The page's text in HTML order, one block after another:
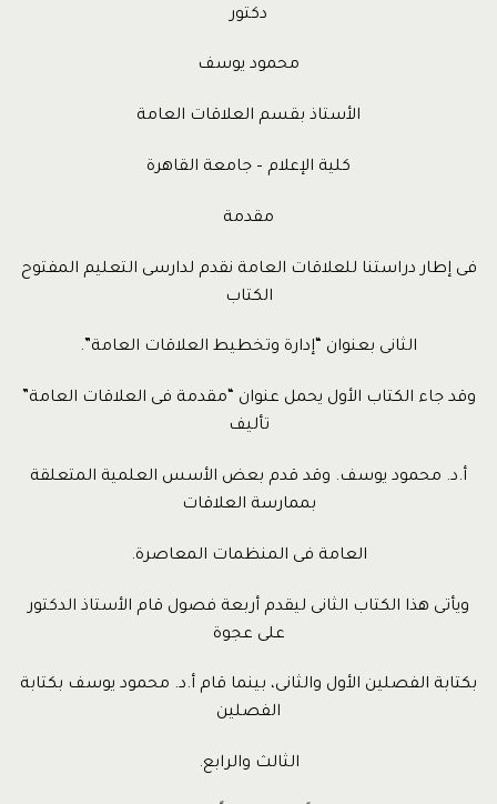
دكتور
محمود يوسف
الأستاذ بقسم العلاقات العامة
كلية الإعلام – جامعة القاهرة
مقدمة
فى إطار دراستنا للعلاقات العامة نقدم لدارسى التعليم المفتوح
الكتاب
الثانى بعنوان “إدارة وتخطيط العلاقات العامة”.
وقد جاء الكتاب الأول يحمل عنوان “مقدمة فى العلاقات العامة”
تأليف
أ.د. محمود يوسف. وقد قدم بعض الأسس العلمية المتعلقة
بممارسة العلاقات
العامة فى المنظمات المعاصرة.
ويأتى هذا الكتاب الثانى ليقدم أربعة فصول قام الأستاذ الدكتور
على عجوة
بكتابة الفصلين الأول والثانى، بينما قام أ.د. محمود يوسف بكتابة
الفصلين
الثالث والرابع.